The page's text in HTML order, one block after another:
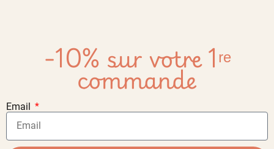
-10% sur votre 1ʳᵉ
commande
Email